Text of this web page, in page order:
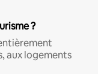
?
aux logements